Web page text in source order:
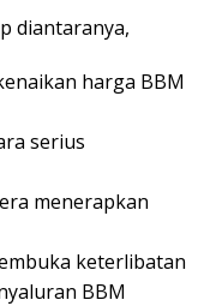
diantaranya,
harga BBM
serius
menerapkan
keterlibatan
BBM